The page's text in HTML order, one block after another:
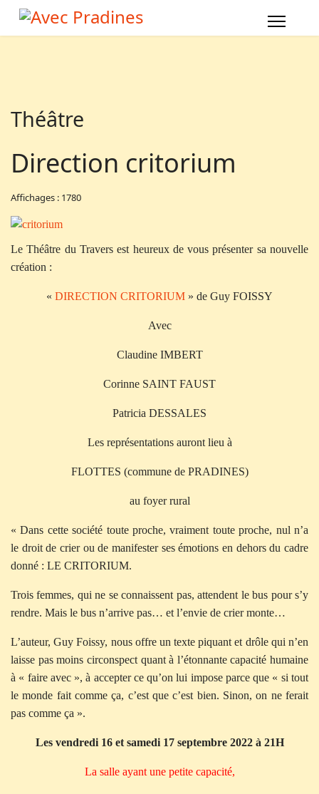
Théâtre
Direction critorium
Affichages : 1780
Le Théâtre du Travers est heureux de vous présenter sa nouvelle
création :
« DIRECTION CRITORIUM » de Guy FOISSY
Avec
Claudine IMBERT
Corinne SAINT FAUST
Patricia DESSALES
Les représentations auront lieu à
FLOTTES (commune de PRADINES)
au foyer rural
« Dans cette société toute proche, vraiment toute proche, nul n’a
le droit de crier ou de manifester ses émotions en dehors du cadre
donné : LE CRITORIUM.
Trois femmes, qui ne se connaissent pas, attendent le bus pour s’y
rendre. Mais le bus n’arrive pas… et l’envie de crier monte…
L’auteur, Guy Foissy, nous offre un texte piquant et drôle qui n’en
laisse pas moins circonspect quant à l’étonnante capacité humaine
à « faire avec », à accepter ce qu’on lui impose parce que « si tout
le monde fait comme ça, c’est que c’est bien. Sinon, on ne ferait
pas comme ça ».
Les vendredi 16 et samedi 17 septembre 2022 à 21H
La salle ayant une petite capacité,